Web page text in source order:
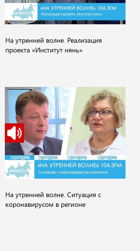
На утренней волне. Реализация
проекта «Институт нянь»
На утренней волне. Ситуация с
коронавирусом в регионе